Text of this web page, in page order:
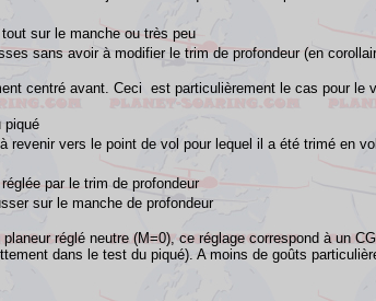
sur le manche ou très peu
sans avoir à modifier le trim de profondeur (en
centré avant. Ceci est particulièrement le cas pour
piqué
revenir vers le point de vol pour lequel il a été trimé
par le trim de profondeur
sur le manche de profondeur
réglé neutre (M=0), ce réglage correspond à un
dans le test du piqué). A moins de goûts